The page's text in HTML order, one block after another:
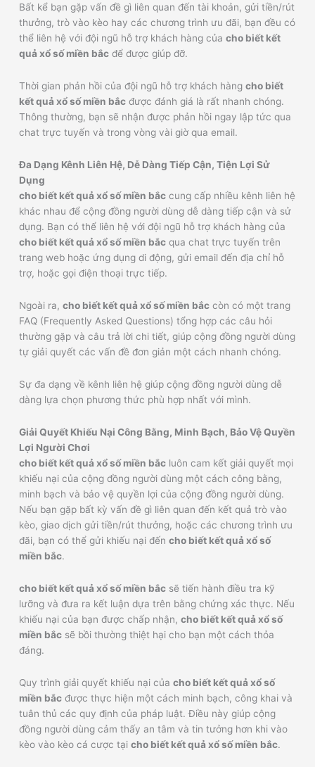
Bất kể bạn gặp vấn đề gì liên quan đến tài khoản, gửi tiền/rút
thưởng, trò vào kèo hay các chương trình ưu đãi, bạn đều có
thể liên hệ với đội ngũ hỗ trợ khách hàng củacho biết kết
quả xổ số miền bắc để được giúp đỡ.
Thời gian phản hồi của đội ngũ hỗ trợ khách hàngcho biết
kết quả xổ số miền bắc được đánh giá là rất nhanh chóng.
Thông thường, bạn sẽ nhận được phản hồi ngay lập tức qua
chat trực tuyến và trong vòng vài giờ qua email.
Đa Dạng Kênh Liên Hệ, Dễ Dàng Tiếp Cận, Tiện Lợi Sử
Dụng
cho biết kết quả xổ số miền bắc cung cấp nhiều kênh liên hệ
khác nhau để cộng đồng người dùng dễ dàng tiếp cận và sử
dụng. Bạn có thể liên hệ với đội ngũ hỗ trợ khách hàng của
cho biết kết quả xổ số miền bắc qua chat trực tuyến trên
trang web hoặc ứng dụng di động, gửi email đến địa chỉ hỗ
trợ, hoặc gọi điện thoại trực tiếp.
Ngoài ra,cho biết kết quả xổ số miền bắc còn có một trang
FAQ (Frequently Asked Questions) tổng hợp các câu hỏi
thường gặp và câu trả lời chi tiết, giúp cộng đồng người dùng
tự giải quyết các vấn đề đơn giản một cách nhanh chóng.
Sự đa dạng về kênh liên hệ giúp cộng đồng người dùng dễ
dàng lựa chọn phương thức phù hợp nhất với mình.
Giải Quyết Khiếu Nại Công Bằng, Minh Bạch, Bảo Vệ Quyền
Lợi Người Chơi
cho biết kết quả xổ số miền bắc luôn cam kết giải quyết mọi
khiếu nại của cộng đồng người dùng một cách công bằng,
minh bạch và bảo vệ quyền lợi của cộng đồng người dùng.
Nếu bạn gặp bất kỳ vấn đề gì liên quan đến kết quả trò vào
kèo, giao dịch gửi tiền/rút thưởng, hoặc các chương trình ưu
đãi, bạn có thể gửi khiếu nại đếncho biết kết quả xổ số
miền bắc.
cho biết kết quả xổ số miền bắc sẽ tiến hành điều tra kỹ
lưỡng và đưa ra kết luận dựa trên bằng chứng xác thực. Nếu
khiếu nại của bạn được chấp nhận,cho biết kết quả xổ số
miền bắc sẽ bồi thường thiệt hại cho bạn một cách thỏa
đáng.
Quy trình giải quyết khiếu nại củacho biết kết quả xổ số
miền bắc được thực hiện một cách minh bạch, công khai và
tuân thủ các quy định của pháp luật. Điều này giúp cộng
đồng người dùng cảm thấy an tâm và tin tưởng hơn khi vào
kèo vào kèo cá cược tạicho biết kết quả xổ số miền bắc.